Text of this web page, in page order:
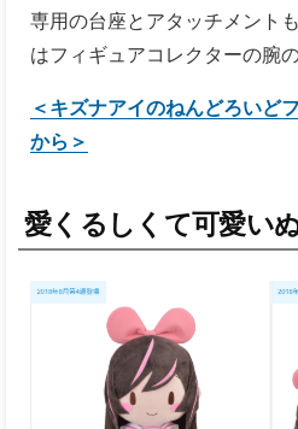
専用の台座とアタッチメント
はフィギュアコレクターの腕
＜キズナアイのねんどろいど
から＞
愛くるしくて可愛い